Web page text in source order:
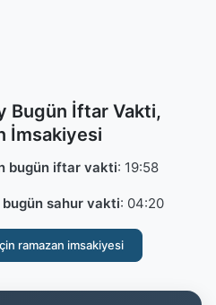
Bugün İftar Vakti,
İmsakiyesi
bugün iftar vakti: 19:58
sahur vakti: 04:20
ramazan imsakiyesi